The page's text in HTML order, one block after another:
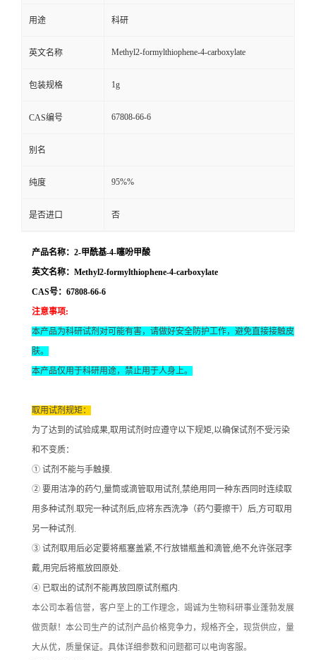
用途 科研
英文名称 Methyl2-formylthiophene-4-carboxylate
包装规格 1g
CAS编号 67808-66-6
别名
纯度 95%%
是否进口 否
产品名称：2-甲酰基-4-噻吩甲酸
英文名称：Methyl2-formylthiophene-4-carboxylate
CAS号：67808-66-6
注意事项:
本产品为科研试剂对可能有害，请做好安全防护工作，避免直接接触皮
肤。
本产品仅用于科研用途，禁止用于人身上。
取用试剂规矩：
为了达到的试验成果,取用试剂时应遵守以下规矩,以确保试剂不受污染
和不变质：
① 试剂不能与手触摸.
② 要用洁净的药勺,量筒或滴管取用试剂,禁绝用同一种东西同时连续取
用多种试剂.取完一种试剂后,应将东西洗净（药勺要擦干）后,方可取用
另一种试剂.
③ 试剂取用后必定要将瓶塞盖紧,不行放错瓶盖和滴管,绝不允许张冠李
戴,用完后将瓶放回原处.
④ 已取出的试剂不能再放回原试剂瓶内.
本公司本着信誉，客户至上的工作理念，竭诚为生物科研事业蓬勃发展
做贡献！本公司生产的试剂产品价格竞争力，规格齐全，现货供应，量
大从优，质量保证。具体详细参数和问题都可以电询客服。